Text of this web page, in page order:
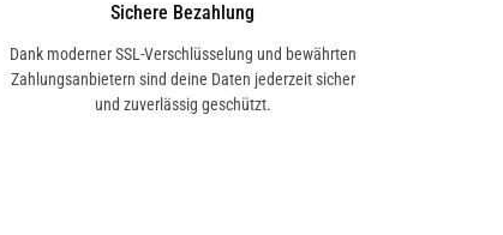
Sichere Bezahlung
Dank moderner SSL-Verschlüsselung und bewährten
Zahlungsanbietern sind deine Daten jederzeit sicher
und zuverlässig geschützt.